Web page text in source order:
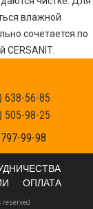
влажной
сочетается по
638-56-85
505-98-25
99-98
ОПЛАТА
reserved